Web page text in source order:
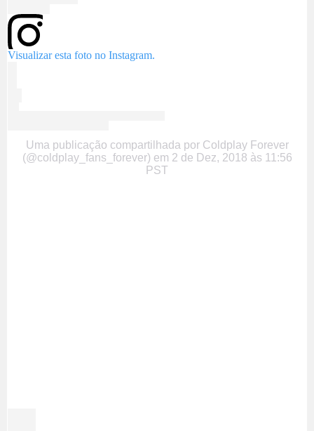
Visualizar esta foto no Instagram.
Uma publicação compartilhada por Coldplay Forever
(@coldplay_fans_forever) em 2 de Dez, 2018 às 11:56
PST